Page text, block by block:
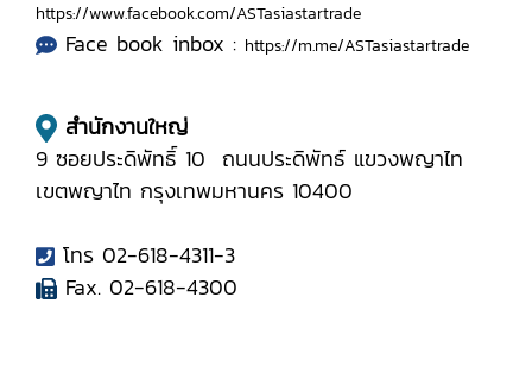
https://www.facebook.com/ASTasiastartrade
Face book inbox : https://m.me/ASTasiastartrade
สำนักงานใหญ่
9 ซอยประดิพัทธิ์ 10 ถนนประดิพัทธ์ แขวงพญาไท
เขตพญาไท กรุงเทพมหานคร 10400
โทร 02-618-4311-3
Fax. 02-618-4300